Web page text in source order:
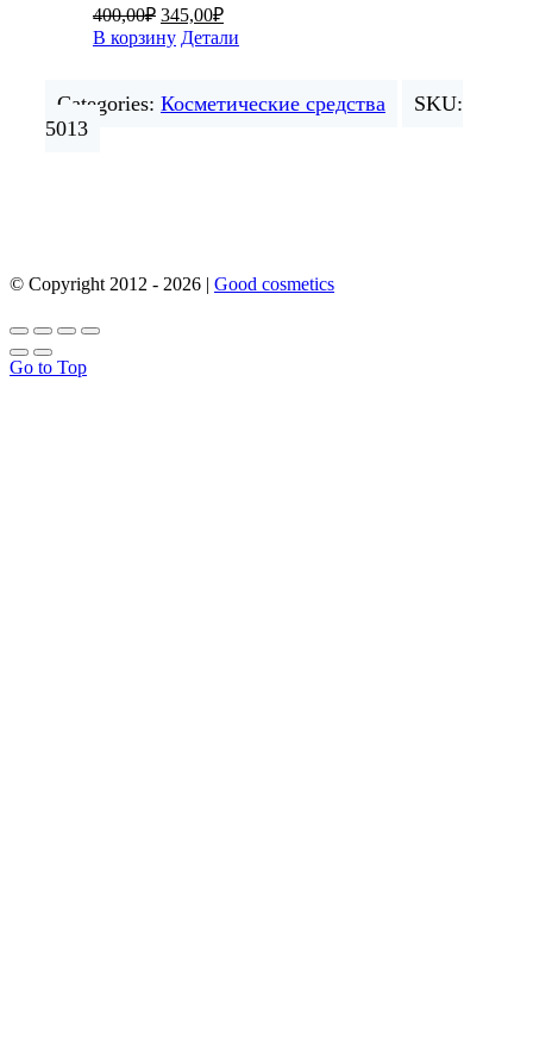
400,00₽ 345,00₽
В корзину Детали
Categories: Косметические средства
SKU:
5013
© Copyright 2012 - 2026 | Good cosmetics
Go to Top